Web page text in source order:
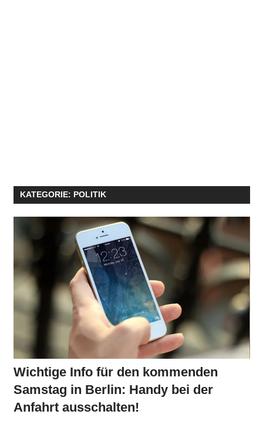
KATEGORIE: POLITIK
Wichtige Info für den kommenden
Samstag in Berlin: Handy bei der
Anfahrt ausschalten!